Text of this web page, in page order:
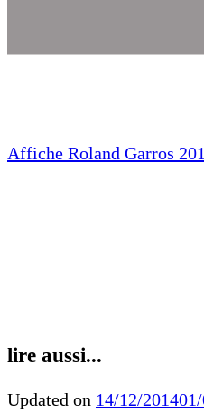
Affiche Roland Garros
lire aussi...
Updated on 14/12/2014